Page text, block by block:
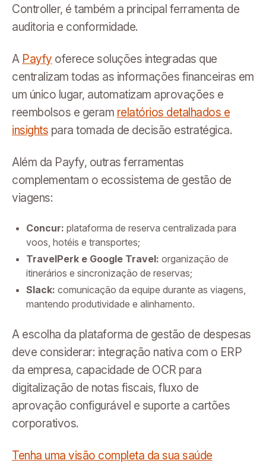
Controller, é também a principal ferramenta de
auditoria e conformidade.
A Payfy oferece soluções integradas que
centralizam todas as informações financeiras em
um único lugar, automatizam aprovações e
reembolsos e geram relatórios detalhados e
insights para tomada de decisão estratégica.
Além da Payfy, outras ferramentas
complementam o ecossistema de gestão de
viagens:
Concur: plataforma de reserva centralizada para
voos, hotéis e transportes;
TravelPerk e Google Travel: organização de
itinerários e sincronização de reservas;
Slack: comunicação da equipe durante as viagens,
mantendo produtividade e alinhamento.
A escolha da plataforma de gestão de despesas
deve considerar: integração nativa com o ERP
da empresa, capacidade de OCR para
digitalização de notas fiscais, fluxo de
aprovação configurável e suporte a cartões
corporativos.
Tenha uma visão completa da sua saúde